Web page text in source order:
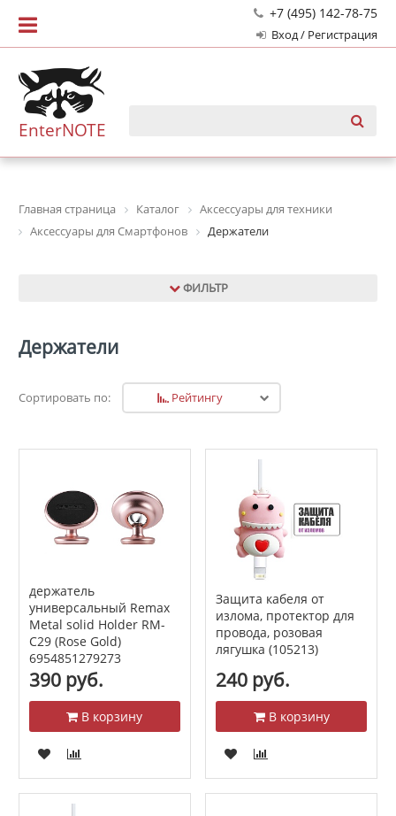
+7 (495) 142-78-75
Вход / Регистрация
EnterNOTE
Главная страница Каталог
Аксессуары для техники
Аксессуары для Смартфонов
Держатели
ФИЛЬТР
Держатели
Сортировать по: Рейтингу
держатель
универсальный Remax
Metal solid Holder RM-
C29 (Rose Gold)
6954851279273
390 руб.
В корзину
Защита кабеля от
излома, протектор для
провода, розовая
лягушка (105213)
240 руб.
В корзину